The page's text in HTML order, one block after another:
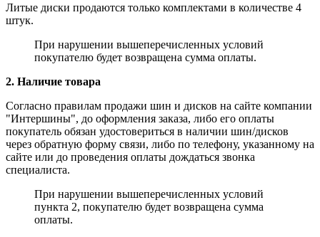
Литые диски продаются только комплектами в количестве 4
штук.
При нарушении вышеперечисленных условий
покупателю будет возвращена сумма оплаты.
2. Наличие товара
Согласно правилам продажи шин и дисков на сайте компании
"Интершины", до оформления заказа, либо его оплаты
покупатель обязан удостовериться в наличии шин/дисков
через обратную форму связи, либо по телефону, указанному на
сайте или до проведения оплаты дождаться звонка
специалиста.
При нарушении вышеперечисленных условий
пункта 2, покупателю будет возвращена сумма
оплаты.